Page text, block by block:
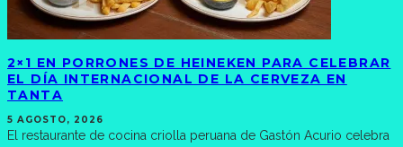
2×1 EN PORRONES DE HEINEKEN PARA CELEBRAR
EL DÍA INTERNACIONAL DE LA CERVEZA EN
TANTA
5 AGOSTO, 2026
El restaurante de cocina criolla peruana de Gastón Acurio celebra